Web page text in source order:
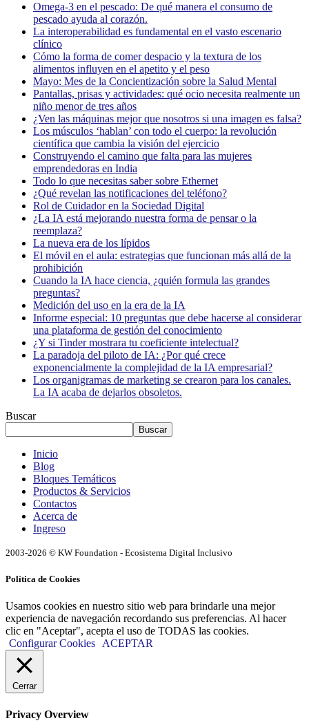
Omega-3 en el pescado: De qué manera el consumo de
pescado ayuda al corazón.
La interoperabilidad es fundamental en el vasto escenario
clínico
Cómo la forma de comer despacio y la textura de los
alimentos influyen en el apetito y el peso
Mayo: Mes de la Concientización sobre la Salud Mental
Pantallas, prisas y actividades: qué ocio necesita realmente un
niño menor de tres años
¿Ven las máquinas mejor que nosotros si una imagen es falsa?
Los músculos ‘hablan’ con todo el cuerpo: la revolución
científica que cambia la visión del ejercicio
Construyendo el camino que falta para las mujeres
emprendedoras en India
Todo lo que necesitas saber sobre Ethernet
¿Qué revelan las notificaciones del teléfono?
Rol de Cuidador en la Sociedad Digital
¿La IA está mejorando nuestra forma de pensar o la
reemplaza?
La nueva era de los lípidos
El móvil en el aula: estrategias que funcionan más allá de la
prohibición
Cuando la IA hace ciencia, ¿quién formula las grandes
preguntas?
Medición del uso en la era de la IA
Informe especial: 10 preguntas que debe hacerse al considerar
una plataforma de gestión del conocimiento
¿Y si Tinder mostrara tu coeficiente intelectual?
La paradoja del piloto de IA: ¿Por qué crece
exponencialmente la complejidad de la IA empresarial?
Los organigramas de marketing se crearon para los canales.
La IA acaba de dejarlos obsoletos.
Buscar
Buscar
Inicio
Blog
Bloques Temáticos
Productos & Servicios
Contactos
Acerca de
Ingreso
2003-2026 © KW Foundation - Ecosistema Digital Inclusivo
Política de Cookies
Usamos cookies en nuestro sitio web para brindarle una mejor
experiencia de navegación recordando sus preferencias. Al hacer
clic en "Aceptar", acepta el uso de TODAS las cookies.
Configurar Cookies
ACEPTAR
Cerrar
Privacy Overview